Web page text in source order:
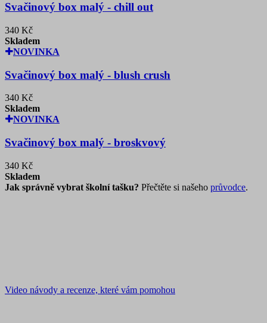
Svačinový box malý - chill out
340 Kč
Skladem
NOVINKA
Svačinový box malý - blush crush
340 Kč
Skladem
NOVINKA
Svačinový box malý - broskvový
340 Kč
Skladem
Jak správně vybrat školní tašku? Přečtěte si našeho průvodce.
Video návody a recenze, které vám pomohou